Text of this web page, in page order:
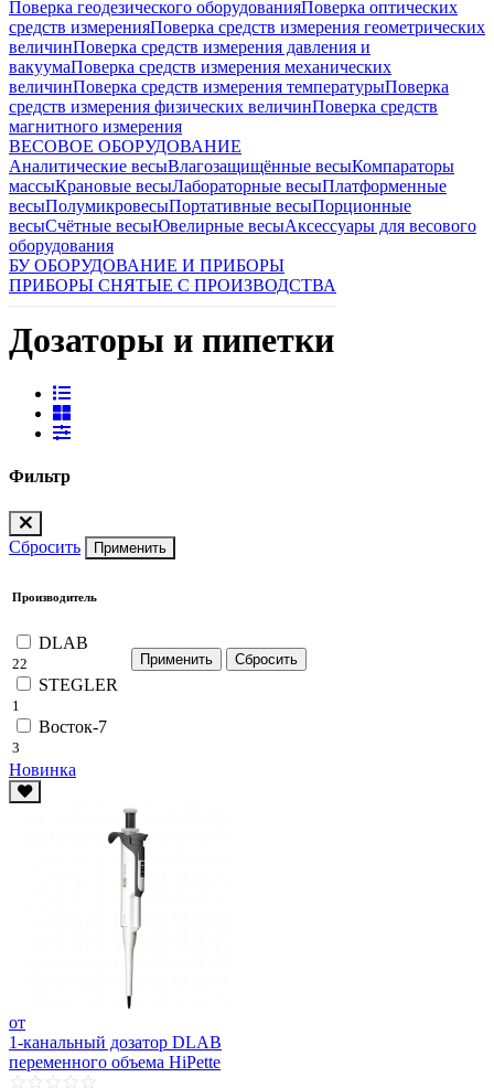
Поверка геодезического оборудованияПоверка оптических
средств измеренияПоверка средств измерения геометрических
величинПоверка средств измерения давления и
вакуумаПоверка средств измерения механических
величинПоверка средств измерения температурыПоверка
средств измерения физических величинПоверка средств
магнитного измерения
ВЕСОВОЕ ОБОРУДОВАНИЕ
Аналитические весыВлагозащищённые весыКомпараторы
массыКрановые весыЛабораторные весыПлатформенные
весыПолумикровесыПортативные весыПорционные
весыСчётные весыЮвелирные весыАксессуары для весового
оборудования
БУ ОБОРУДОВАНИЕ И ПРИБОРЫ
ПРИБОРЫ СНЯТЫЕ С ПРОИЗВОДСТВА
Дозаторы и пипетки
Фильтр
Сбросить Применить
Производитель
DLAB
22
STEGLER
1
Восток-7
3
Новинка
от
1-канальный дозатор DLAB
переменного объема HiPette